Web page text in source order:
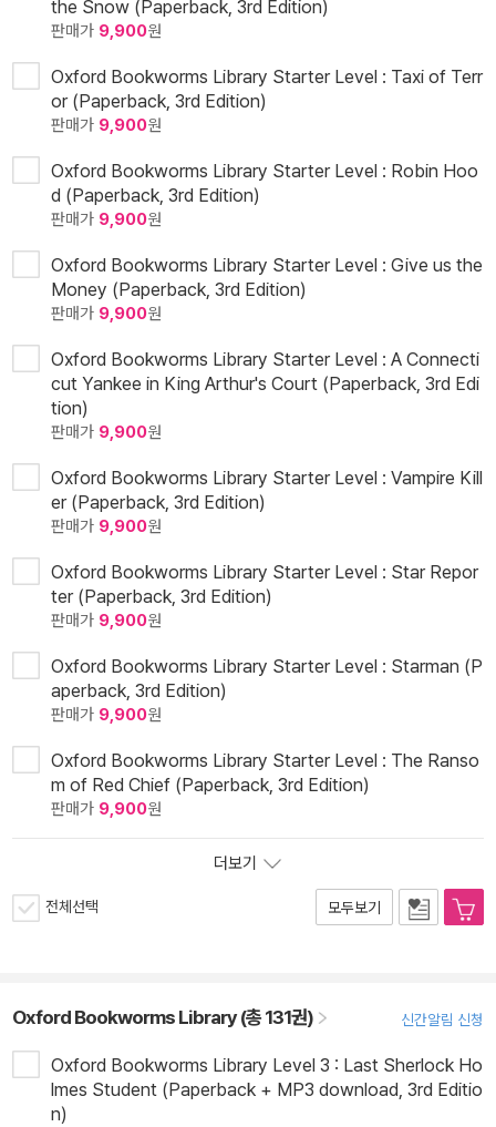
the Snow (Paperback, 3rd Edition)
판매가 9,900원
Oxford Bookworms Library Starter Level : Taxi of Terr
or (Paperback, 3rd Edition)
판매가 9,900원
Oxford Bookworms Library Starter Level : Robin Hoo
d (Paperback, 3rd Edition)
판매가 9,900원
Oxford Bookworms Library Starter Level : Give us the
Money (Paperback, 3rd Edition)
판매가 9,900원
Oxford Bookworms Library Starter Level : A Connecti
cut Yankee in King Arthur's Court (Paperback, 3rd Edi
tion)
판매가 9,900원
Oxford Bookworms Library Starter Level : Vampire Kill
er (Paperback, 3rd Edition)
판매가 9,900원
Oxford Bookworms Library Starter Level : Star Repor
ter (Paperback, 3rd Edition)
판매가 9,900원
Oxford Bookworms Library Starter Level : Starman (P
aperback, 3rd Edition)
판매가 9,900원
Oxford Bookworms Library Starter Level : The Ranso
m of Red Chief (Paperback, 3rd Edition)
판매가 9,900원
더보기
전체선택 모두보기
Oxford Bookworms Library (총 131권) 신간알림 신청
Oxford Bookworms Library Level 3 : Last Sherlock Ho
lmes Student (Paperback + MP3 download, 3rd Editio
n)